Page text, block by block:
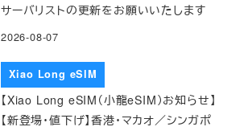
サーバリストの更新をお願いいたします
2026-08-07
Xiao Long eSIM
【Xiao Long eSIM（小龍eSIM）お知らせ】
【新登場・値下げ】香港・マカオ／シンガポ